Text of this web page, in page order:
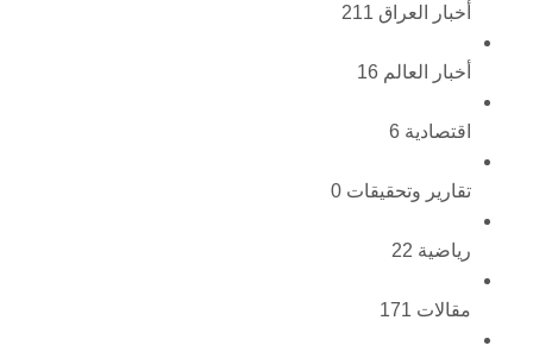
أخبار العراق 211
أخبار العالم 16
اقتصادية 6
تقارير وتحقيقات 0
رياضية 22
مقالات 171